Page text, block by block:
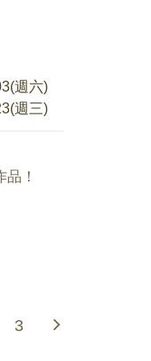
原
？
與調適
週六)
週三)
！
的流
3